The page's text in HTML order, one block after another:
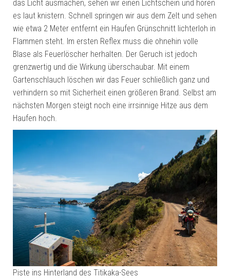
das Licht ausmachen, sehen wir einen Lichtschein und hören
es laut knistern. Schnell springen wir aus dem Zelt und sehen
wie etwa 2 Meter entfernt ein Haufen Grünschnitt lichterloh in
Flammen steht. Im ersten Reflex muss die ohnehin volle
Blase als Feuerlöscher herhalten. Der Geruch ist jedoch
grenzwertig und die Wirkung überschaubar. Mit einem
Gartenschlauch löschen wir das Feuer schließlich ganz und
verhindern so mit Sicherheit einen größeren Brand. Selbst am
nächsten Morgen steigt noch eine irrsinnige Hitze aus dem
Haufen hoch.
Piste ins Hinterland des Titikaka-Sees